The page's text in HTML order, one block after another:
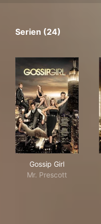
Serien (24)
Gossip Girl
Mr. Prescott